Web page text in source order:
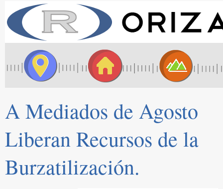
A Mediados de Agosto
Liberan Recursos de la
Burzatilización.